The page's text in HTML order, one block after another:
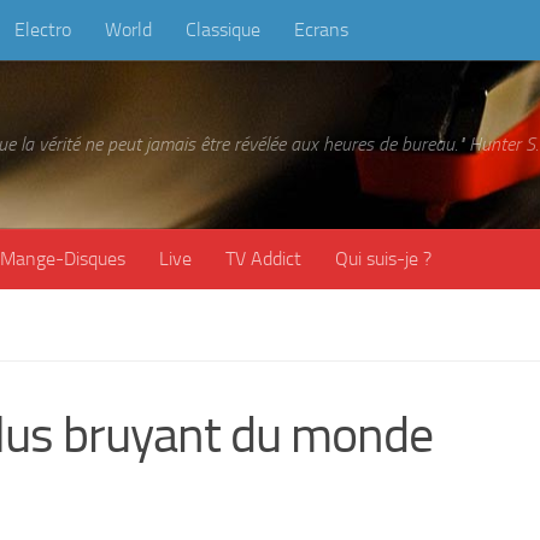
Electro World Classique Ecrans
la vérité ne peut jamais être révélée aux heures de bureau." Hunter
Mange-Disques Live TV Addict Qui suis-je ?
bruyant du monde